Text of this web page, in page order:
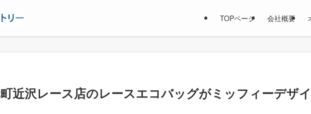
TOPページ 会社概要
近沢レース店のレースエコバッグがミッフィーデザ